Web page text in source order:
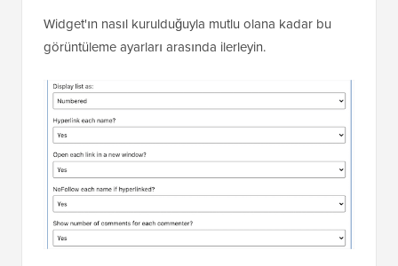
Widget'ın nasıl kurulduğuyla mutlu olana kadar bu
görüntüleme ayarları arasında ilerleyin.